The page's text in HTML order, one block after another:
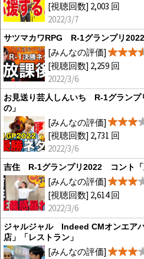
[視聴回数] 2,003 回
2022/3/7
サツマカワRPG R-1グランプリ
[みんなの評価]
[視聴回数] 2,259 回
2022/3/6
お見送り芸人しんいち R-1グラン
の」
[みんなの評価]
[視聴回数] 2,731 回
2022/3/6
吉住 R-1グランプリ2022 コント「
[みんなの評価]
[視聴回数] 2,614 回
2022/3/6
ジャルジャル Indeed CMオンエア
店」「レストラン」
[みんなの評価]